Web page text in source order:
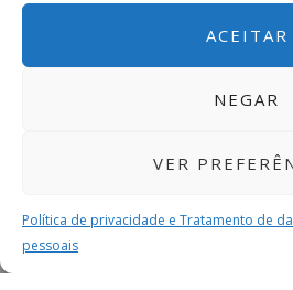
ACEITAR
NEGAR
VER
Política de privacidade e Tratamento de
pessoais